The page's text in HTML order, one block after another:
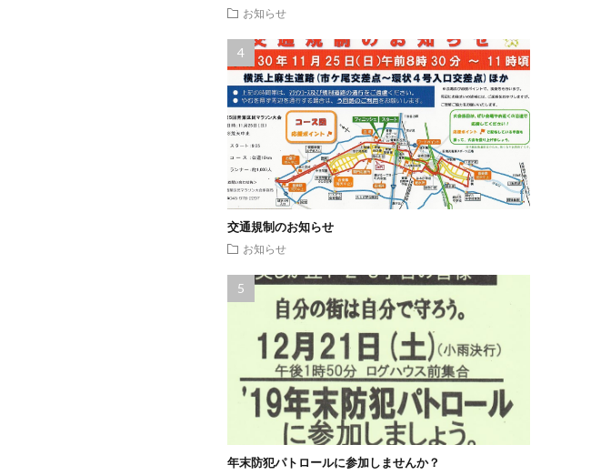
お知らせ
交通規制のお知らせ
お知らせ
年末防犯パトロールに参加しませんか？